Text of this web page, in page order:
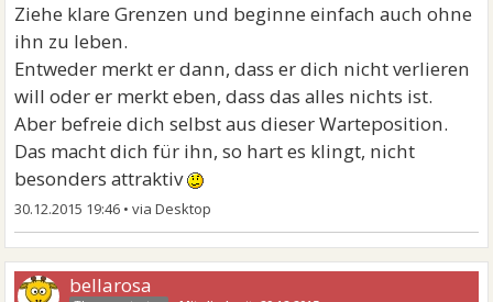
Ziehe klare Grenzen und beginne einfach auch ohne
ihn zu leben.
Entweder merkt er dann, dass er dich nicht verlieren
will oder er merkt eben, dass das alles nichts ist.
Aber befreie dich selbst aus dieser Warteposition.
Das macht dich für ihn, so hart es klingt, nicht
besonders attraktiv
30.12.2015 19:46 •
bellarosa